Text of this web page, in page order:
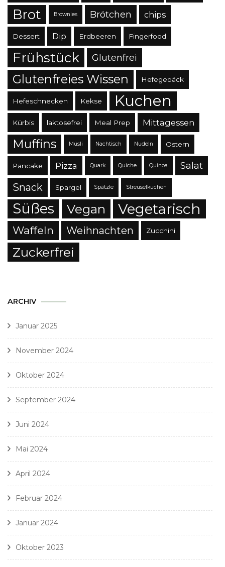
Brot Brownies Brötchen chips
Dessert Dip Erdbeeren Fingerfood
Frühstück Glutenfrei
Glutenfreies Wissen Hefegebäck
Hefeschnecken Kekse Kuchen
Kürbis laktosefrei Meal Prep Mittagessen
Muffins Müsli Nachtisch Nudeln Ostern
Pancake Pizza Quark Quiche Quinoa Salat
Snack Spargel Spätzle Streuselkuchen
Süßes Vegan Vegetarisch
Waffeln Weihnachten Zucchini
Zuckerfrei
ARCHIV
Januar 2025
November 2024
Oktober 2024
September 2024
Juni 2024
Mai 2024
April 2024
Februar 2024
Januar 2024
Oktober 2023